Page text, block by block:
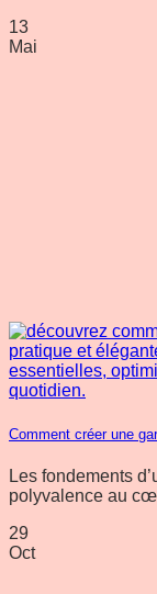
13
Mai
Comment créer une
Les fondements
polyvalence au
29
Oct